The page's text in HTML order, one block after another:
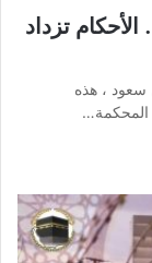
تزداد
سعود ، هذه
المحكمة…